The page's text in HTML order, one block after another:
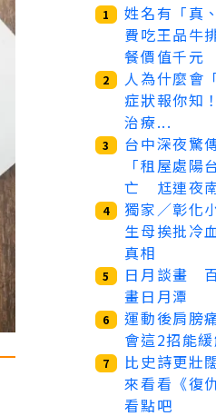
1
姓名有「真
費吃王品牛
餐價值千元
2
人為什麼會
症狀報你知
治療...
3
台中深夜驚
「租屋處陽
亡 尪連夜
4
獨家／彰化
生母挨批冷
真相
5
日月談畫
畫日月潭
6
運動後肩膀
會這2招能
7
比史詩更壯
來看看《復
看點吧